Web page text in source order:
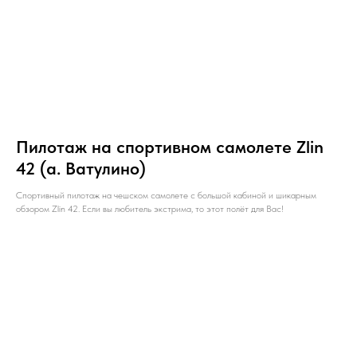
Пилотаж на спортивном самолете Zlin
42 (а. Ватулино)
Спортивный пилотаж на чешском самолете с большой кабиной и шикарным
обзором Zlin 42. Если вы любитель экстрима, то этот полёт для Вас!